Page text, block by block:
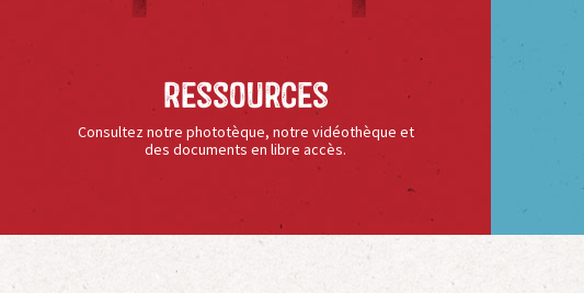
Ressources
Consultez notre phototèque, notre vidéothèque et
des documents en libre accès.